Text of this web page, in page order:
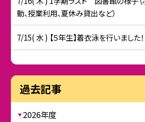
動、授業利用、夏休み貸出など）
7/15( 水 ) 【５年生】着衣泳を行いました！
過去記事
2026年度